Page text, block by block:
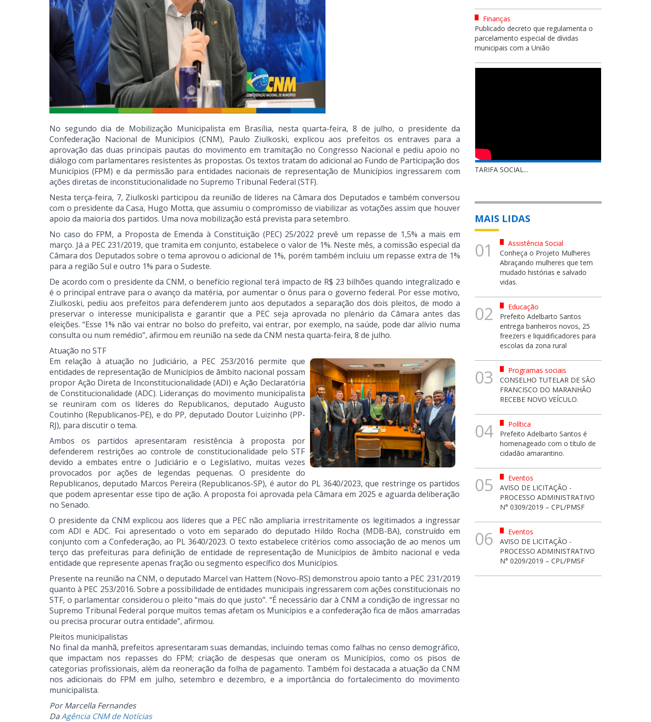
No segundo dia de Mobilização Municipalista em Brasília, nesta quarta-feira, 8 de julho, o presidente da
Confederação Nacional de Municípios (CNM), Paulo Ziulkoski, explicou aos prefeitos os entraves para a
aprovação das duas principais pautas do movimento em tramitação no Congresso Nacional e pediu apoio no
diálogo com parlamentares resistentes às propostas. Os textos tratam do adicional ao Fundo de Participação dos
Municípios (FPM) e da permissão para entidades nacionais de representação de Municípios ingressarem com
ações diretas de inconstitucionalidade no Supremo Tribunal Federal (STF).
Nesta terça-feira, 7, Ziulkoski participou da reunião de líderes na Câmara dos Deputados e também conversou
com o presidente da Casa, Hugo Motta, que assumiu o compromisso de viabilizar as votações assim que houver
apoio da maioria dos partidos. Uma nova mobilização está prevista para setembro.
No caso do FPM, a Proposta de Emenda à Constituição (PEC) 25/2022 prevê um repasse de 1,5% a mais em
março. Já a PEC 231/2019, que tramita em conjunto, estabelece o valor de 1%. Neste mês, a comissão especial da
Câmara dos Deputados sobre o tema aprovou o adicional de 1%, porém também incluiu um repasse extra de 1%
para a região Sul e outro 1% para o Sudeste.
De acordo com o presidente da CNM, o benefício regional terá impacto de R$ 23 bilhões quando integralizado e
é o principal entrave para o avanço da matéria, por aumentar o ônus para o governo federal. Por esse motivo,
Ziulkoski, pediu aos prefeitos para defenderem junto aos deputados a separação dos dois pleitos, de modo a
preservar o interesse municipalista e garantir que a PEC seja aprovada no plenário da Câmara antes das
eleições. “Esse 1% não vai entrar no bolso do prefeito, vai entrar, por exemplo, na saúde, pode dar alívio numa
consulta ou num remédio”, afirmou em reunião na sede da CNM nesta quarta-feira, 8 de julho.
Atuação no STF
Em relação à atuação no Judiciário, a PEC 253/2016 permite que
entidades de representação de Municípios de âmbito nacional possam
propor Ação Direta de Inconstitucionalidade (ADI) e Ação Declaratória
de Constitucionalidade (ADC). Lideranças do movimento municipalista
se reuniram com os líderes do Republicanos, deputado Augusto
Coutinho (Republicanos-PE), e do PP, deputado Doutor Luizinho (PP-
RJ), para discutir o tema.
Ambos os partidos apresentaram resistência à proposta por
defenderem restrições ao controle de constitucionalidade pelo STF
devido a embates entre o Judiciário e o Legislativo, muitas vezes
provocados por ações de legendas pequenas. O presidente do
Republicanos, deputado Marcos Pereira (Republicanos-SP), é autor do PL 3640/2023, que restringe os partidos
que podem apresentar esse tipo de ação. A proposta foi aprovada pela Câmara em 2025 e aguarda deliberação
no Senado.
O presidente da CNM explicou aos líderes que a PEC não ampliaria irrestritamente os legitimados a ingressar
com ADI e ADC. Foi apresentado o voto em separado do deputado Hildo Rocha (MDB-BA), construído em
conjunto com a Confederação, ao PL 3640/2023. O texto estabelece critérios como associação de ao menos um
terço das prefeituras para definição de entidade de representação de Municípios de âmbito nacional e veda
entidade que represente apenas fração ou segmento específico dos Municípios.
Presente na reunião na CNM, o deputado Marcel van Hattem (Novo-RS) demonstrou apoio tanto a PEC 231/2019
quanto à PEC 253/2016. Sobre a possibilidade de entidades municipais ingressarem com ações constitucionais no
STF, o parlamentar considerou o pleito “mais do que justo”. “É necessário dar à CNM a condição de ingressar no
Supremo Tribunal Federal porque muitos temas afetam os Municípios e a confederação fica de mãos amarradas
ou precisa procurar outra entidade”, afirmou.
Pleitos municipalistas
No final da manhã, prefeitos apresentaram suas demandas, incluindo temas como falhas no censo demográfico,
que impactam nos repasses do FPM; criação de despesas que oneram os Municípios, como os pisos de
categorias profissionais, além da reoneração da folha de pagamento. Também foi destacada a atuação da CNM
nos adicionais do FPM em julho, setembro e dezembro, e a importância do fortalecimento do movimento
municipalista.
Por Marcella Fernandes
DaAgência CNM de Notícias
Finanças
Publicado decreto que regulamenta o
parcelamento especial de dívidas
municipais com a União
TARIFA SOCIAL...
MAIS LIDAS
01
Assistência Social
Conheça o Projeto Mulheres
Abraçando mulheres que tem
mudado histórias e salvado
vidas.
02
Educação
Prefeito Adelbarto Santos
entrega banheiros novos, 25
freezers e liquidificadores para
escolas da zona rural
03
Programas sociais
CONSELHO TUTELAR DE SÃO
FRANCISCO DO MARANHÃO
RECEBE NOVO VEÍCULO.
04
Política
Prefeito Adelbarto Santos é
homenageado com o título de
cidadão amarantino.
05
Eventos
AVISO DE LICITAÇÃO -
PROCESSO ADMINISTRATIVO
N° 0309/2019 – CPL/PMSF
06
Eventos
AVISO DE LICITAÇÃO -
PROCESSO ADMINISTRATIVO
N° 0209/2019 – CPL/PMSF